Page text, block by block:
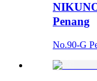
Penang
No.90-G